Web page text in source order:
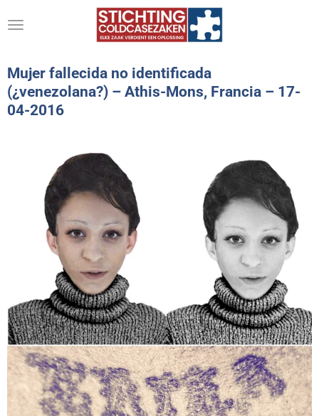
direct
de
hoofdinhoud
Mujer fallecida no identificada
(¿venezolana?) – Athis-Mons, Francia – 17-
04-2016